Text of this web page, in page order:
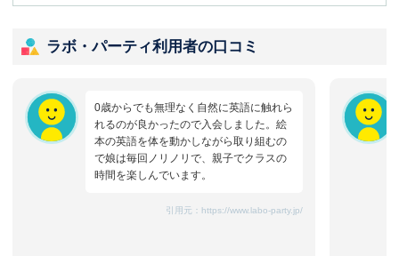
ラボ・パーティ利用者の口コミ
0歳からでも無理なく自然に英語に触れら
れるのが良かったので入会しました。絵
本の英語を体を動かしながら取り組むの
で娘は毎回ノリノリで、親子でクラスの
時間を楽しんでいます。
引用元： https://www.labo-party.jp/